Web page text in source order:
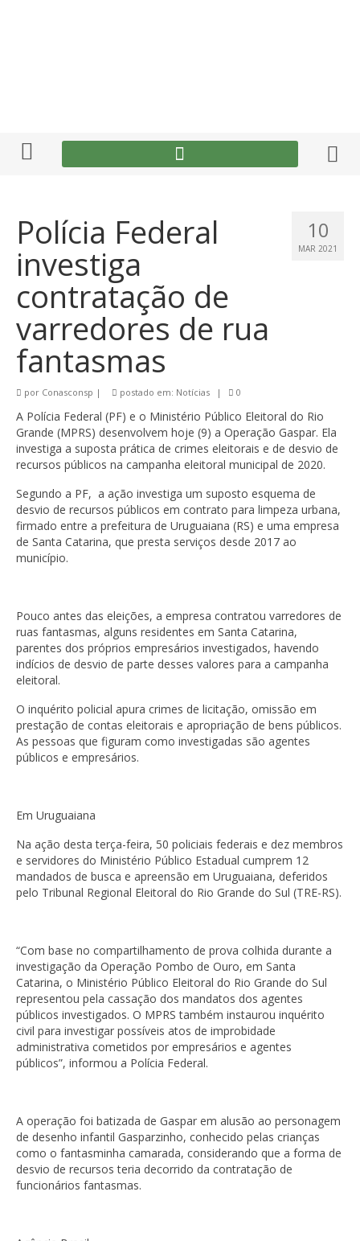
10
MAR 2021
Polícia Federal
investiga
contratação de
varredores de rua
fantasmas
por Conasconsp | postado em: Notícias | 0
A Polícia Federal (PF) e o Ministério Público Eleitoral do Rio
Grande (MPRS) desenvolvem hoje (9) a Operação Gaspar. Ela
investiga a suposta prática de crimes eleitorais e de desvio de
recursos públicos na campanha eleitoral municipal de 2020.
Segundo a PF, a ação investiga um suposto esquema de
desvio de recursos públicos em contrato para limpeza urbana,
firmado entre a prefeitura de Uruguaiana (RS) e uma empresa
de Santa Catarina, que presta serviços desde 2017 ao
município.
Pouco antes das eleições, a empresa contratou varredores de
ruas fantasmas, alguns residentes em Santa Catarina,
parentes dos próprios empresários investigados, havendo
indícios de desvio de parte desses valores para a campanha
eleitoral.
O inquérito policial apura crimes de licitação, omissão em
prestação de contas eleitorais e apropriação de bens públicos.
As pessoas que figuram como investigadas são agentes
públicos e empresários.
Em Uruguaiana
Na ação desta terça-feira, 50 policiais federais e dez membros
e servidores do Ministério Público Estadual cumprem 12
mandados de busca e apreensão em Uruguaiana, deferidos
pelo Tribunal Regional Eleitoral do Rio Grande do Sul (TRE-RS).
“Com base no compartilhamento de prova colhida durante a
investigação da Operação Pombo de Ouro, em Santa
Catarina, o Ministério Público Eleitoral do Rio Grande do Sul
representou pela cassação dos mandatos dos agentes
públicos investigados. O MPRS também instaurou inquérito
civil para investigar possíveis atos de improbidade
administrativa cometidos por empresários e agentes
públicos”, informou a Polícia Federal.
A operação foi batizada de Gaspar em alusão ao personagem
de desenho infantil Gasparzinho, conhecido pelas crianças
como o fantasminha camarada, considerando que a forma de
desvio de recursos teria decorrido da contratação de
funcionários fantasmas.